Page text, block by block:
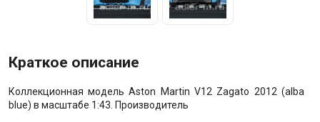
Краткое описание
Коллекционная модель Aston Martin V12 Zagato 2012 (alba
blue) в масштабе 1:43. Производитель